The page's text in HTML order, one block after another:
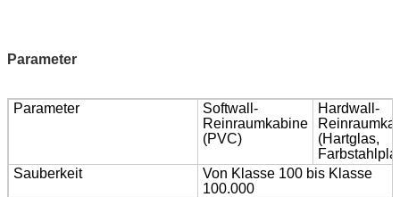
Parameter
Parameter
Softwall-
Reinraumkabine
(PVC)
Hardwall-
(Hartglas,
Sauberkeit
Von Klasse 100 bis Klasse
100.000